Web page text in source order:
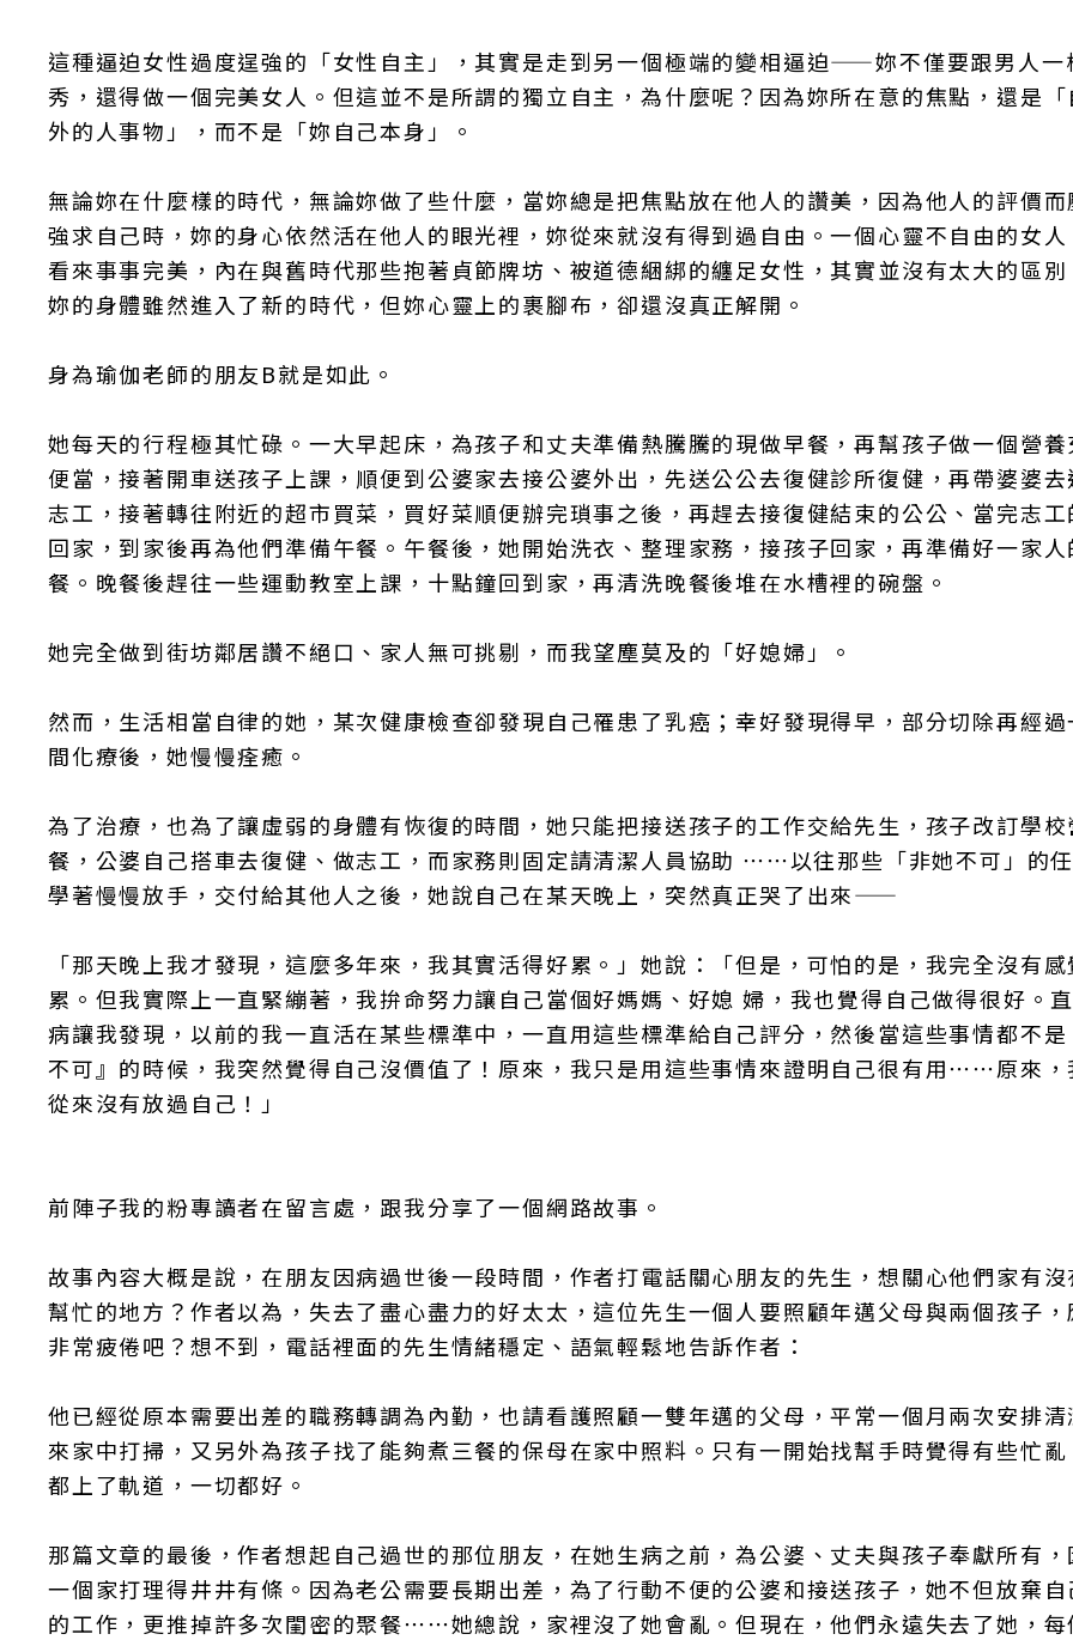
這種逼迫女性過度逞強的「女性自主」，其實是走到另一個極端的變相逼迫——妳不僅要跟男人一
秀，還得做一個完美女人。但這並不是所謂的獨立自主，為什麼呢？因為妳所在意的焦點，還是
外的人事物」，而不是「妳自己本身」。
無論妳在什麼樣的時代，無論妳做了些什麼，當妳總是把焦點放在他人的讚美，因為他人的評價
強求自己時，妳的身心依然活在他人的眼光裡，妳從來就沒有得到過自由。一個心靈不自由的女
看來事事完美，內在與舊時代那些抱著貞節牌坊、被道德綑綁的纏足女性，其實並沒有太大的區
妳的身體雖然進入了新的時代，但妳心靈上的裹腳布，卻還沒真正解開。
身為瑜伽老師的朋友B就是如此。
她每天的行程極其忙碌。一大早起床，為孩子和丈夫準備熱騰騰的現做早餐，再幫孩子做一個營
便當，接著開車送孩子上課，順便到公婆家去接公婆外出，先送公公去復健診所復健，再帶婆婆
志工，接著轉往附近的超市買菜，買好菜順便辦完瑣事之後，再趕去接復健結束的公公、當完志
回家，到家後再為他們準備午餐。午餐後，她開始洗衣、整理家務，接孩子回家，再準備好一家
餐。晚餐後趕往一些運動教室上課，十點鐘回到家，再清洗晚餐後堆在水槽裡的碗盤。
她完全做到街坊鄰居讚不絕口、家人無可挑剔，而我望塵莫及的「好媳婦」。
然而，生活相當自律的她，某次健康檢查卻發現自己罹患了乳癌；幸好發現得早，部分切除再經
間化療後，她慢慢痊癒。
為了治療，也為了讓虛弱的身體有恢復的時間，她只能把接送孩子的工作交給先生，孩子改訂學
餐，公婆自己搭車去復健、做志工，而家務則固定請清潔人員協助 ⋯⋯以往那些「非她不可」的
學著慢慢放手，交付給其他人之後，她說自己在某天晚上，突然真正哭了出來——
「那天晚上我才發現，這麼多年來，我其實活得好累。」她說：「但是，可怕的是，我完全沒有
累。但我實際上一直緊繃著，我拚命努力讓自己當個好媽媽、好媳 婦，我也覺得自己做得很好。
病讓我發現，以前的我一直活在某些標準中，一直用這些標準給自己評分，然後當這些事情都不
不可』的時候，我突然覺得自己沒價值了！原來，我只是用這些事情來證明自己很有用⋯⋯原來，
從來沒有放過自己！」
前陣子我的粉專讀者在留言處，跟我分享了一個網路故事。
故事內容大概是說，在朋友因病過世後一段時間，作者打電話關心朋友的先生，想關心他們家有
幫忙的地方？作者以為，失去了盡心盡力的好太太，這位先生一個人要照顧年邁父母與兩個孩子
非常疲倦吧？想不到，電話裡面的先生情緒穩定、語氣輕鬆地告訴作者：
他已經從原本需要出差的職務轉調為內勤，也請看護照顧一雙年邁的父母，平常一個月兩次安排
來家中打掃，又另外為孩子找了能夠煮三餐的保母在家中照料。只有一開始找幫手時覺得有些忙
都上了軌道，一切都好。
那篇文章的最後，作者想起自己過世的那位朋友，在她生病之前，為公婆、丈夫與孩子奉獻所有
一個家打理得井井有條。因為老公需要長期出差，為了行動不便的公婆和接送孩子，她不但放棄
的工作，更推掉許多次閨密的聚餐⋯⋯她總說，家裡沒了她會亂。但現在，他們永遠失去了她，